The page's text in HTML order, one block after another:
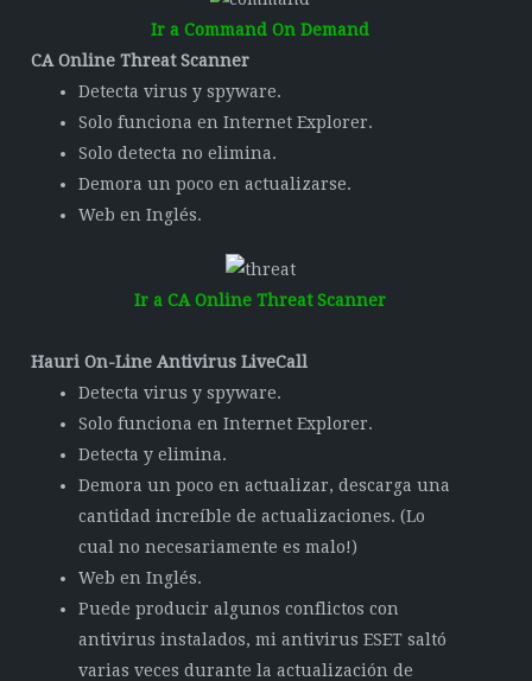
Ir a Command On Demand
CA Online Threat Scanner
Detecta virus y spyware.
Solo funciona en Internet Explorer.
Solo detecta no elimina.
Demora un poco en actualizarse.
Web en Inglés.
Ir a CA Online Threat Scanner
Hauri On-Line Antivirus LiveCall
Detecta virus y spyware.
Solo funciona en Internet Explorer.
Detecta y elimina.
Demora un poco en actualizar, descarga una
cantidad increíble de actualizaciones. (Lo
cual no necesariamente es malo!)
Web en Inglés.
Puede producir algunos conflictos con
antivirus instalados, mi antivirus ESET saltó
varias veces durante la actualización de